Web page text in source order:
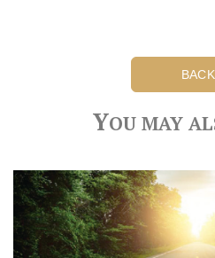
BACK
YOU MAY